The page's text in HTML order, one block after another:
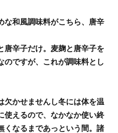
な和風調味料がこちら、唐辛
唐辛子だけ。麦麹と唐辛子を
のですが、これが調味料とし
欠かせませんし冬には体を温
使えるので、なかなか使い終
くなるまであっという間。諸